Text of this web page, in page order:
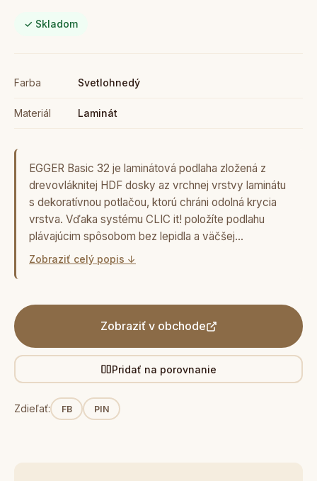
✓ Skladom
Farba Svetlohnedý
Materiál Laminát
EGGER Basic 32 je laminátová podlaha zložená z
drevovláknitej HDF dosky az vrchnej vrstvy laminátu
s dekoratívnou potlačou, ktorú chráni odolná krycia
vrstva. Vďaka systému CLIC it! položíte podlahu
plávajúcim spôsobom bez lepidla a väčšej…
Zobraziť celý popis ↓
Zobraziť v obchode
Pridať na porovnanie
Zdieľať: FB PIN